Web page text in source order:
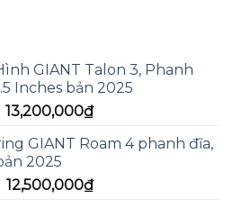
GIANT Talon 3, Phanh
Inches bản 2025
Giá
là:
13,590,000₫.
13,200,000₫Giá
tại
13,200,000₫.
GIANT Roam 4 phanh đĩa,
2025
Giá
12,500,000₫Giá